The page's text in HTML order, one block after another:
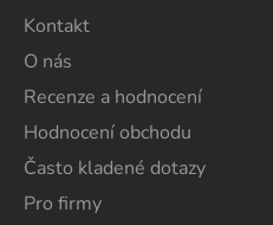
Kontakt
O nás
Recenze a hodnocení
Hodnocení obchodu
Často kladené dotazy
Pro firmy